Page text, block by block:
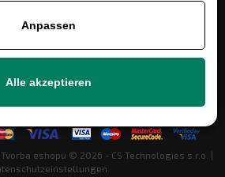
Anpassen
Alle akzeptieren
multicar.de
Tvorba eshopu © 2026 - CS Technologies s.r.o. |